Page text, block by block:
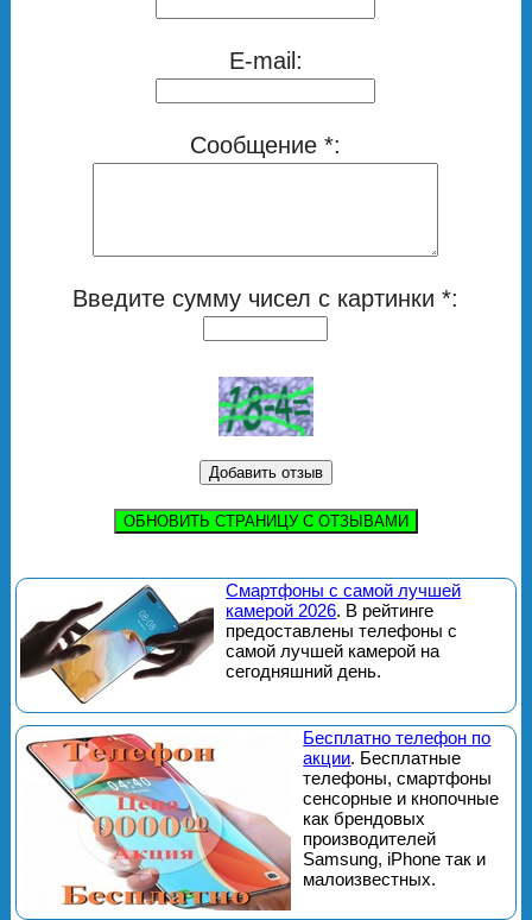
E-mail:
Сообщение *:
Введите сумму чисел с картинки *:
ОБНОВИТЬ СТРАНИЦУ С ОТЗЫВАМИ
Смартфоны с самой лучшей
камерой 2026. В рейтинге
предоставлены телефоны с
самой лучшей камерой на
сегодняшний день.
Бесплатно телефон по
акции. Бесплатные
телефоны, смартфоны
сенсорные и кнопочные
как брендовых
производителей
Samsung, iPhone так и
малоизвестных.